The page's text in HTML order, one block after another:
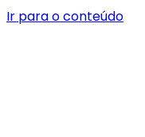
Ir para o conteúdo